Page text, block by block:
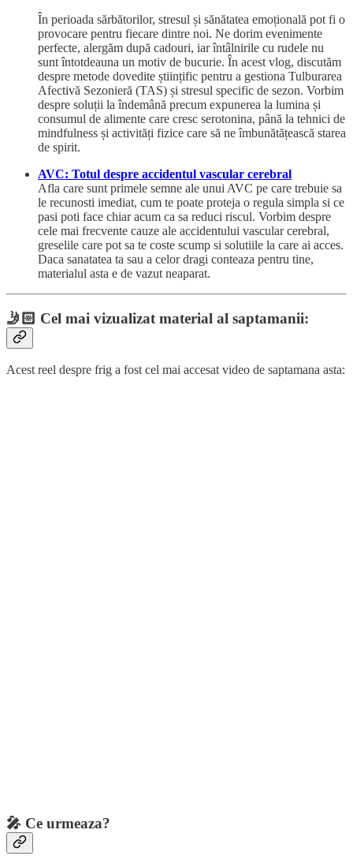
În perioada sărbătorilor, stresul și sănătatea emoțională pot fi o
provocare pentru fiecare dintre noi. Ne dorim evenimente
perfecte, alergăm după cadouri, iar întâlnirile cu rudele nu
sunt întotdeauna un motiv de bucurie. În acest vlog, discutăm
despre metode dovedite științific pentru a gestiona Tulburarea
Afectivă Sezonieră (TAS) și stresul specific de sezon. Vorbim
despre soluții la îndemână precum expunerea la lumina și
consumul de alimente care cresc serotonina, până la tehnici de
mindfulness și activități fizice care să ne îmbunătățească starea
de spirit.
AVC: Totul despre accidentul vascular cerebral
Afla care sunt primele semne ale unui AVC pe care trebuie sa
le recunosti imediat, cum te poate proteja o regula simpla si ce
pasi poti face chiar acum ca sa reduci riscul. Vorbim despre
cele mai frecvente cauze ale accidentului vascular cerebral,
greselile care pot sa te coste scump si solutiile la care ai acces.
Daca sanatatea ta sau a celor dragi conteaza pentru tine,
materialul asta e de vazut neaparat.
🤳🏻 Cel mai vizualizat material al saptamanii:
Acest reel despre frig a fost cel mai accesat video de saptamana asta:
🎤 Ce urmeaza?